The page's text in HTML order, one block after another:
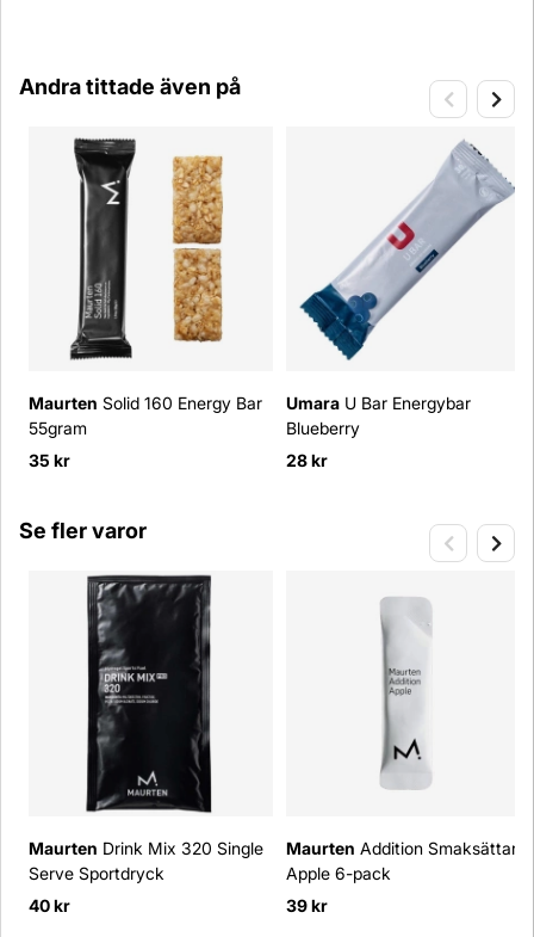
Andra tittade även på
Maurten Solid 160 Energy Bar
55gram
35 kr
Umara U Bar Energybar
Blueberry
28 kr
Se fler varor
Maurten Drink Mix 320 Single
Serve Sportdryck
40 kr
Maurten Addition Smaksättare
Apple 6-pack
39 kr